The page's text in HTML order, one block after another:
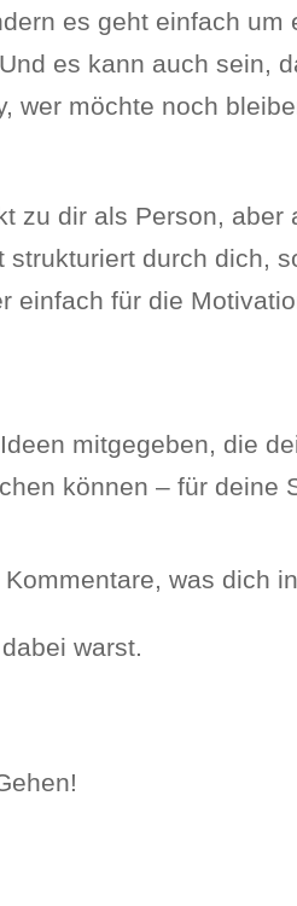
es geht einfach um
es kann auch sein,
wer möchte noch
zu dir als Person,
strukturiert durch dich,
einfach für die
mitgegeben, die
können – für deine
was dich
warst.